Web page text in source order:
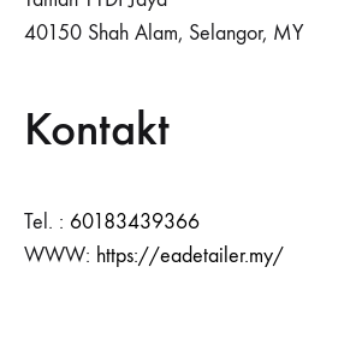
40150 Shah Alam, Selangor, MY
Kontakt
Tel. : 60183439366
WWW: https://eadetailer.my/